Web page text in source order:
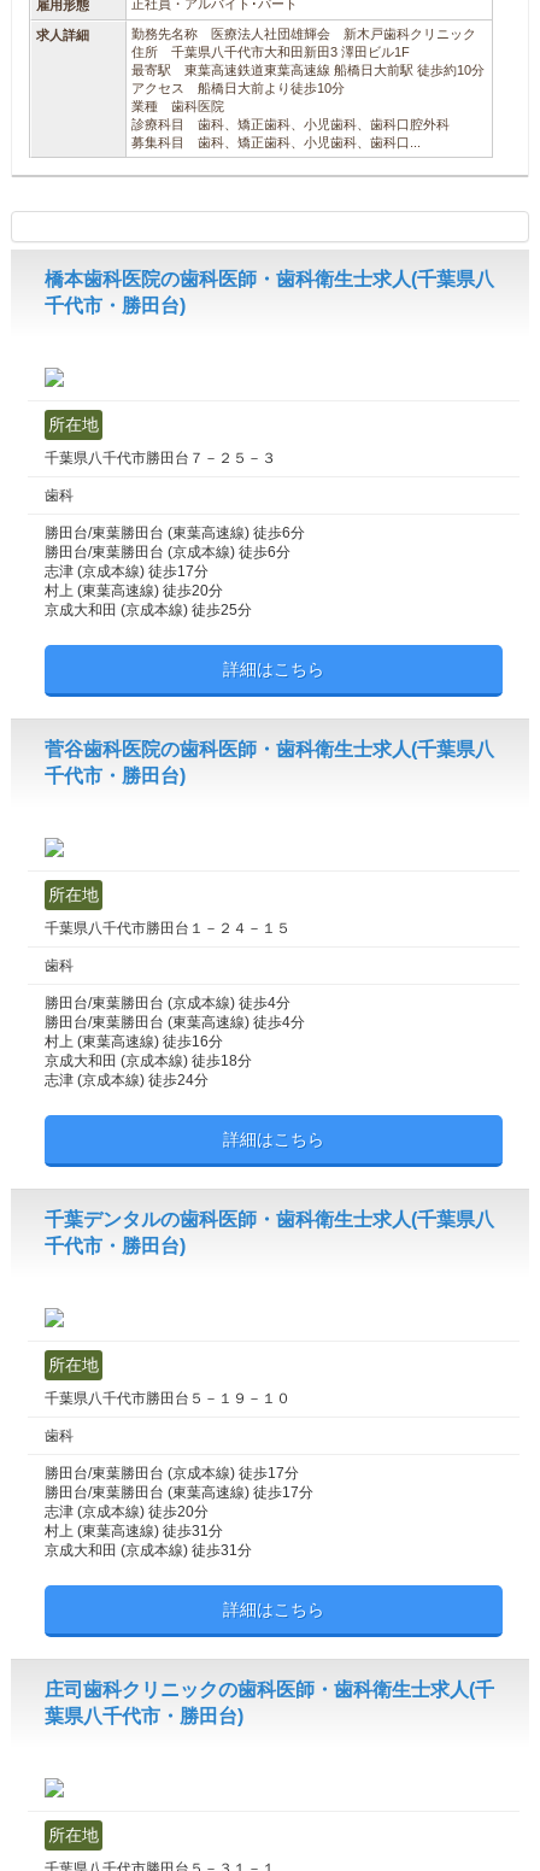
雇用形態 正社員・アルバイト･パート
求人詳細
勤務先名称 医療法人社団雄輝会 新木戸歯科クリニック
住所 千葉県八千代市大和田新田3 澤田ビル1F
最寄駅 東葉高速鉄道東葉高速線 船橋日大前駅 徒歩約10分
アクセス 船橋日大前より徒歩10分
業種 歯科医院
診療科目 歯科、矯正歯科、小児歯科、歯科口腔外科
募集科目 歯科、矯正歯科、小児歯科、歯科口...
橋本歯科医院の歯科医師・歯科衛生士求人(千葉県八
千代市・勝田台)
所在地
千葉県八千代市勝田台７－２５－３
歯科
勝田台/東葉勝田台 (東葉高速線) 徒歩6分
勝田台/東葉勝田台 (京成本線) 徒歩6分
志津 (京成本線) 徒歩17分
村上 (東葉高速線) 徒歩20分
京成大和田 (京成本線) 徒歩25分
詳細はこちら
菅谷歯科医院の歯科医師・歯科衛生士求人(千葉県八
千代市・勝田台)
所在地
千葉県八千代市勝田台１－２４－１５
歯科
勝田台/東葉勝田台 (京成本線) 徒歩4分
勝田台/東葉勝田台 (東葉高速線) 徒歩4分
村上 (東葉高速線) 徒歩16分
京成大和田 (京成本線) 徒歩18分
志津 (京成本線) 徒歩24分
詳細はこちら
千葉デンタルの歯科医師・歯科衛生士求人(千葉県八
千代市・勝田台)
所在地
千葉県八千代市勝田台５－１９－１０
歯科
勝田台/東葉勝田台 (京成本線) 徒歩17分
勝田台/東葉勝田台 (東葉高速線) 徒歩17分
志津 (京成本線) 徒歩20分
村上 (東葉高速線) 徒歩31分
京成大和田 (京成本線) 徒歩31分
詳細はこちら
庄司歯科クリニックの歯科医師・歯科衛生士求人(千
葉県八千代市・勝田台)
所在地